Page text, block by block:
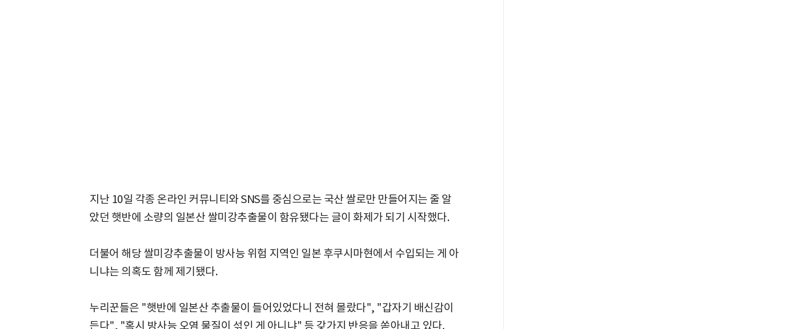
지난 10일 각종 온라인 커뮤니티와 SNS를 중심으로는 국산 쌀로만 만들어지는 줄 알
았던 햇반에 소량의 일본산 쌀미강추출물이 함유됐다는 글이 화제가 되기 시작했다.
더불어 해당 쌀미강추출물이 방사능 위험 지역인 일본 후쿠시마현에서 수입되는 게 아
니냐는 의혹도 함께 제기됐다.
누리꾼들은 "햇반에 일본산 추출물이 들어있었다니 전혀 몰랐다", "갑자기 배신감이
든다", "혹시 방사능 오염 물질이 섞인 게 아니냐" 등 갖가지 반응을 쏟아내고 있다.